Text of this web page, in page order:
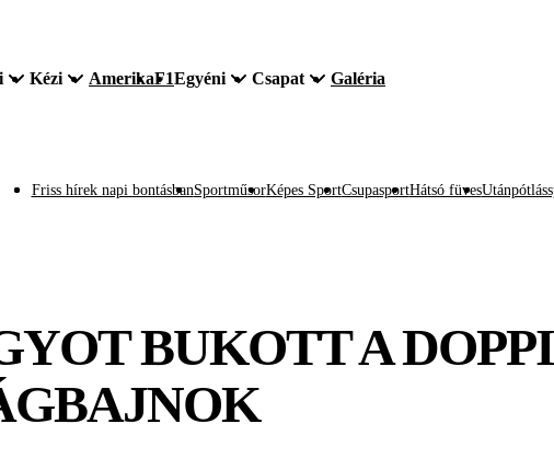
Kézi AmerikaF1Egyéni Csapat Galéria
Friss hírek napi bontásbanSportműsorKépes SportCsupasportHátsó füves
BUKOTT A